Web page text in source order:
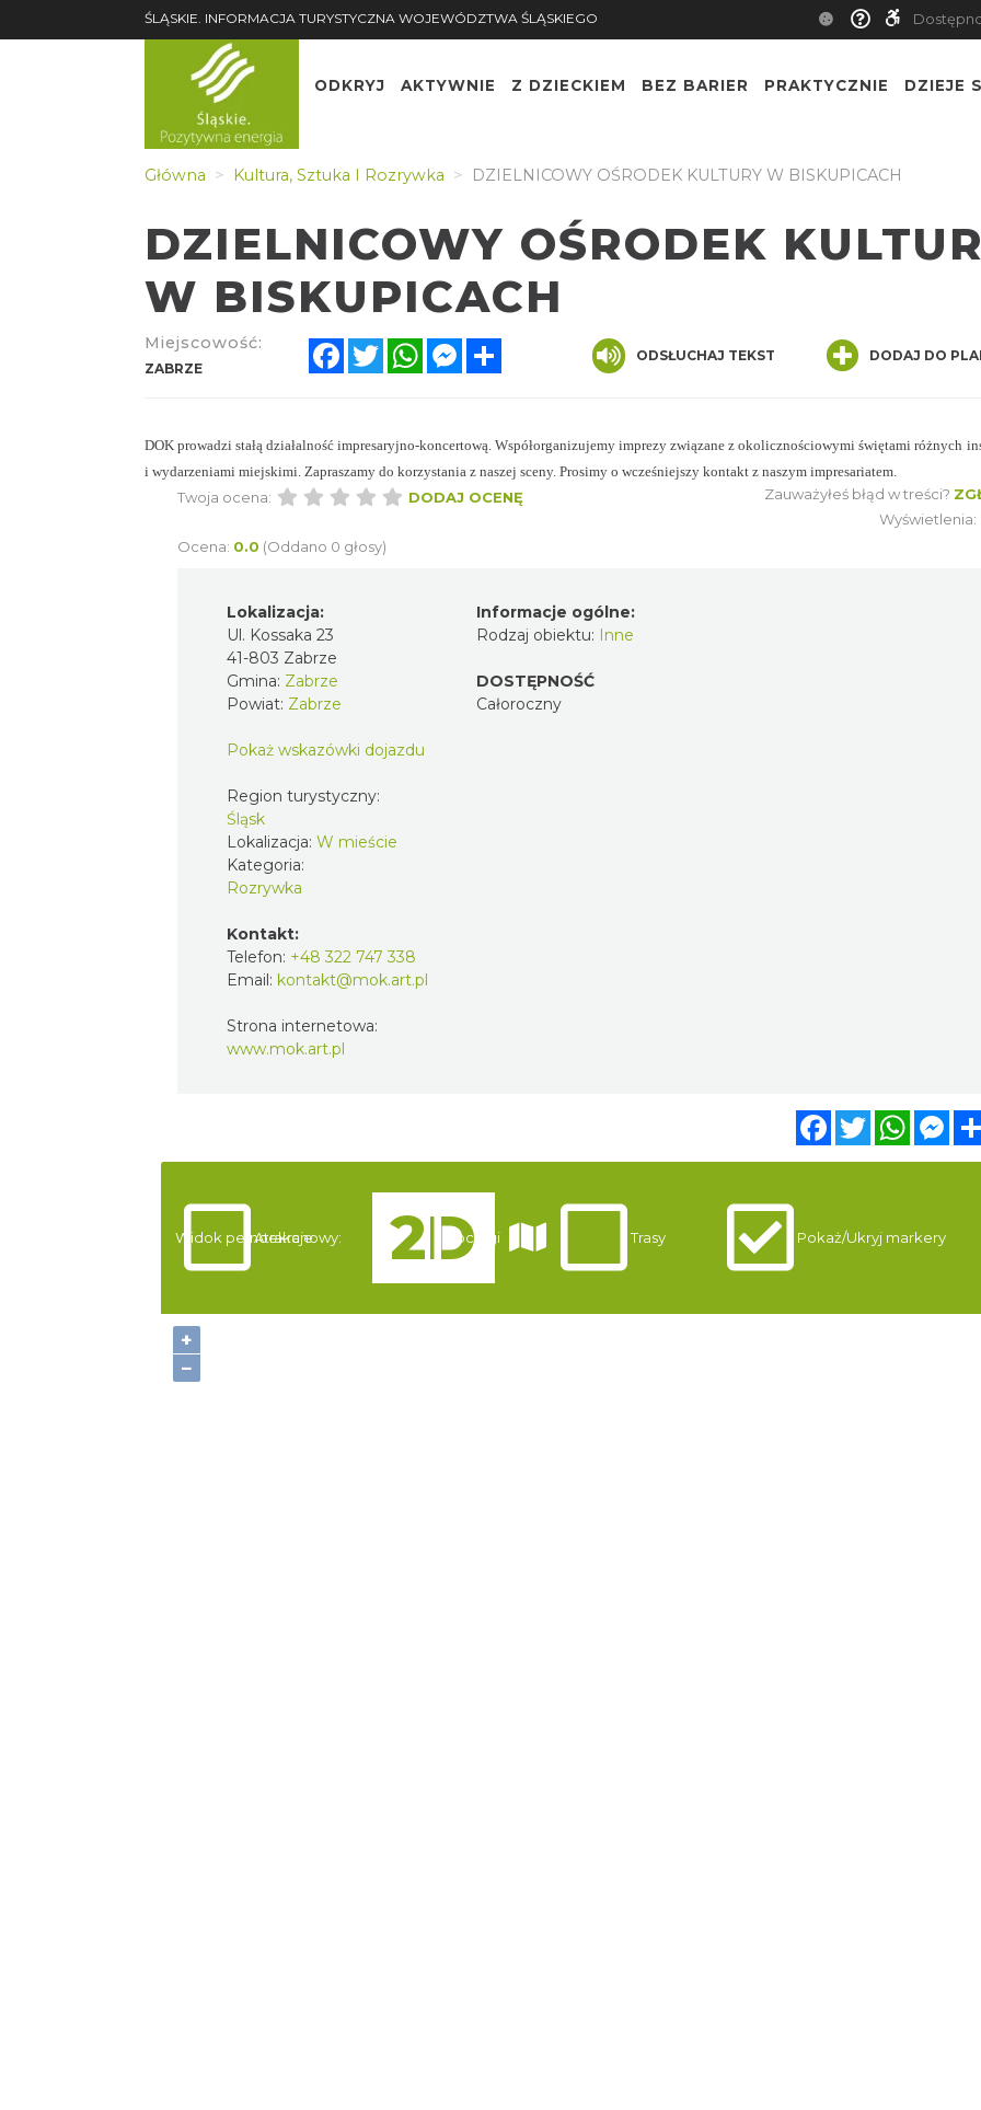
ŚLĄSKIE. INFORMACJA TURYSTYCZNA WOJEWÓDZTWA ŚLĄSKIEGO
ODKRYJ AKTYWNIE Z DZIECKIEM BEZ BARIER PRAKTYCZNIE DZIEJE
Główna Kultura, Sztuka I Rozrywka DZIELNICOWY OŚRODEK KULTURY W BISKUPICACH
DZIELNICOWY OŚRODEK
W BISKUPICACH
Miejscowość:
ZABRZE
FacebookTwitterWhatsAppMessenger ODSŁUCHAJ TEKST DODAJ DO
DOK prowadzi stałą działalność impresaryjno-koncertową. Współorganizujemy imprezy związane z okolicznościowymi świętami różnych
i wydarzeniami miejskimi. Zapraszamy do korzystania z naszej sceny. Prosimy o wcześniejszy kontakt z naszym impresariatem.
Twoja ocena: DODAJ OCENĘ
Ocena: 0.0 (Oddano 0 głosy)
Zauważyłeś błąd w treści?
Wyświetlenia:
Lokalizacja:
Ul. Kossaka 23
41-803 Zabrze
Gmina: Zabrze
Powiat: Zabrze
Pokaż wskazówki dojazdu
Region turystyczny:
Śląsk
Lokalizacja: W mieście
Kategoria:
Rozrywka
Kontakt:
Telefon: +48 322 747 338
Email: kontakt@mok.art.pl
Strona internetowa:
www.mok.art.pl
Informacje ogólne:
Rodzaj obiektu: Inne
DOSTĘPNOŚĆ
Całoroczny
FacebookTwitter
+
−
Widok pełnoekranowy:
Atrakcje Noclegi Trasy Pokaż/Ukryj markery